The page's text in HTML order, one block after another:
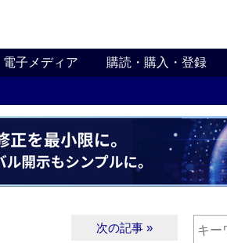
電子メディア 購読・購入・登録
次の記事 »